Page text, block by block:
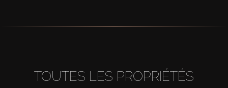
TOUTES LES PROPRIÉTÉS